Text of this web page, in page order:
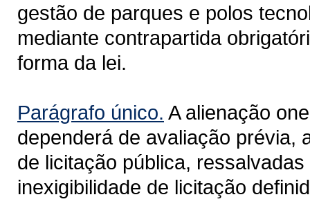
gestão de parques e polos
mediante contrapartida
forma da lei.
Parágrafo único. A alienação
dependerá de avaliação prévia,
de licitação pública,
inexigibilidade de licitação